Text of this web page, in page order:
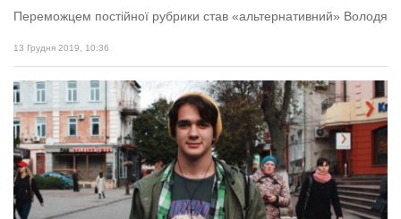
Переможцем постійної рубрики став «альтернативний» Володя
13 Грудня 2019, 10:36